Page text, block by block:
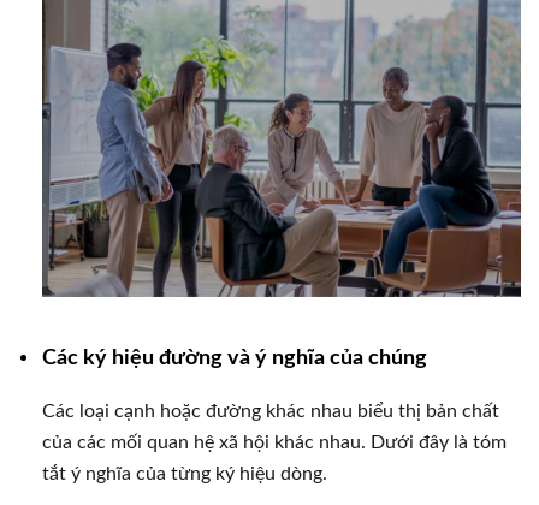
Các ký hiệu đường và ý nghĩa của chúng
Các loại cạnh hoặc đường khác nhau biểu thị bản chất
của các mối quan hệ xã hội khác nhau. Dưới đây là tóm
tắt ý nghĩa của từng ký hiệu dòng.